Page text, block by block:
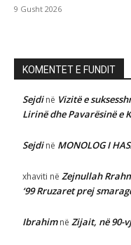
9 Gusht 2026
KOMENTET E FUNDIT
Sejdinë Vizitë e
Lirinë dhe Pavarësinë e
Sejdinë MONOLOG I
xhaviti në Zejnullah
‘99 Rruzaret prej
Ibrahimnë Zijait, në 90-